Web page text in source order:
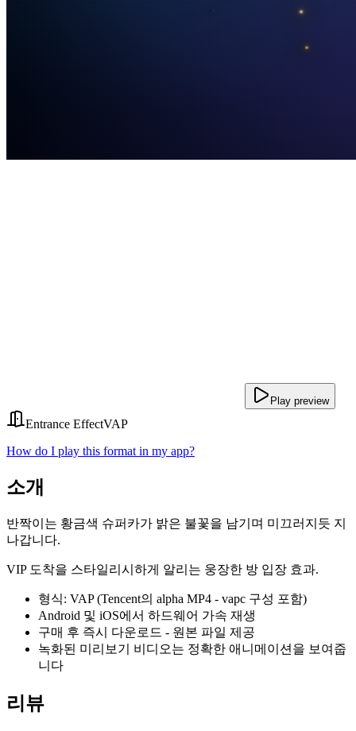
Play preview
Entrance EffectVAP
How do I play this format in my app?
소개
반짝이는 황금색 슈퍼카가 밝은 불꽃을 남기며 미끄러지듯 지
나갑니다.
VIP 도착을 스타일리시하게 알리는 웅장한 방 입장 효과.
형식: VAP (Tencent의 alpha MP4 - vapc 구성 포함)
Android 및 iOS에서 하드웨어 가속 재생
구매 후 즉시 다운로드 - 원본 파일 제공
녹화된 미리보기 비디오는 정확한 애니메이션을 보여줍
니다
리뷰